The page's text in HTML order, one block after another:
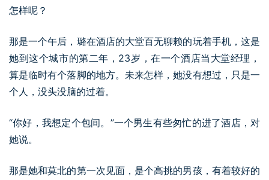
怎样呢？
那是一个午后，璐在酒店的大堂百无聊赖的玩着手机，这是
她到这个城市的第二年，23岁，在一个酒店当大堂经理，
算是临时有个落脚的地方。未来怎样，她没有想过，只是一
个人，没头没脑的过着。
“你好，我想定个包间。”一个男生有些匆忙的进了酒店，对
她说。
那是她和莫北的第一次见面，是个高挑的男孩，有着较好的